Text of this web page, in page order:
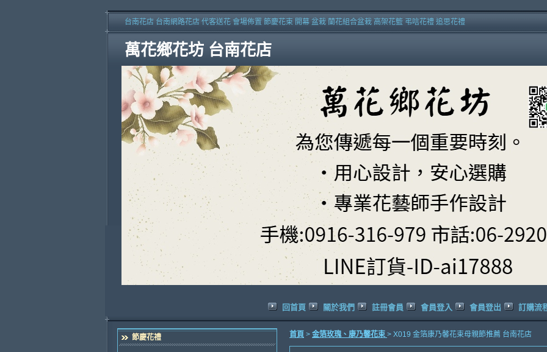
萬花鄉花坊 台南花店
台南花店 台南網路花店 代客送花 會場佈置 節慶花束 開幕 盆栽 蘭花組合盆栽 高架花籃 弔唁花禮 追思花禮
回首頁 關於我們 註冊會員 會員登入 會員登出 訂購流
節慶花禮 首頁 > 金箔玫瑰、康乃馨花束 > X019 金箔康乃馨花束母親節推薦 台南花店